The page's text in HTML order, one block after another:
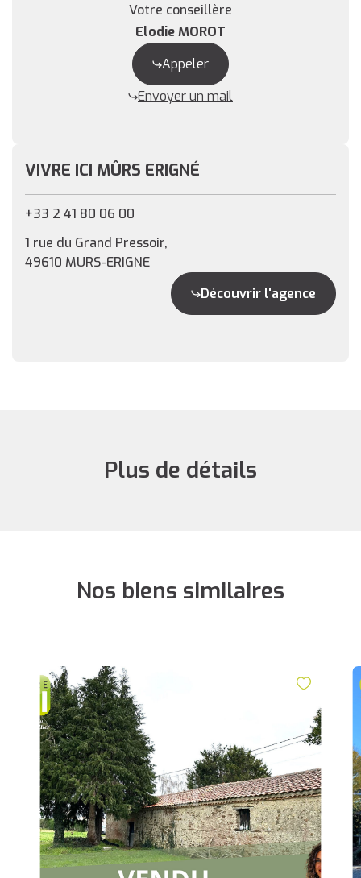
Votre conseillère
Elodie MOROT
Appeler
Envoyer un mail
VIVRE ICI MÛRS ERIGNÉ
+33 2 41 80 06 00
1 rue du Grand Pressoir,
49610 MURS-ERIGNE
Découvrir l'agence
Plus de détails
Nos biens similaires